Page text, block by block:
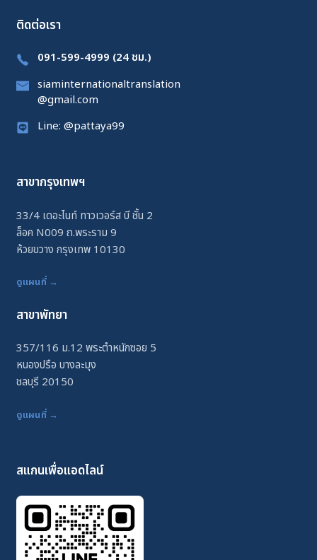
ติดต่อเรา
091-599-4999 (24 ชม.)
siaminternationaltranslation
@gmail.com
Line: @pattaya99
สาขากรุงเทพฯ
33/4 เดอะไนท์ ทาวเวอร์ส บี ชั้น 2
ล็อค N009 ถ.พระราม 9
ห้วยขวาง กรุงเทพ 10130
ดูแผนที่ →
สาขาพัทยา
357/116 ม.12 พระตำหนักซอย 5
หนองปรือ บางละมุง
ชลบุรี 20150
ดูแผนที่ →
สแกนเพื่อแอดไลน์